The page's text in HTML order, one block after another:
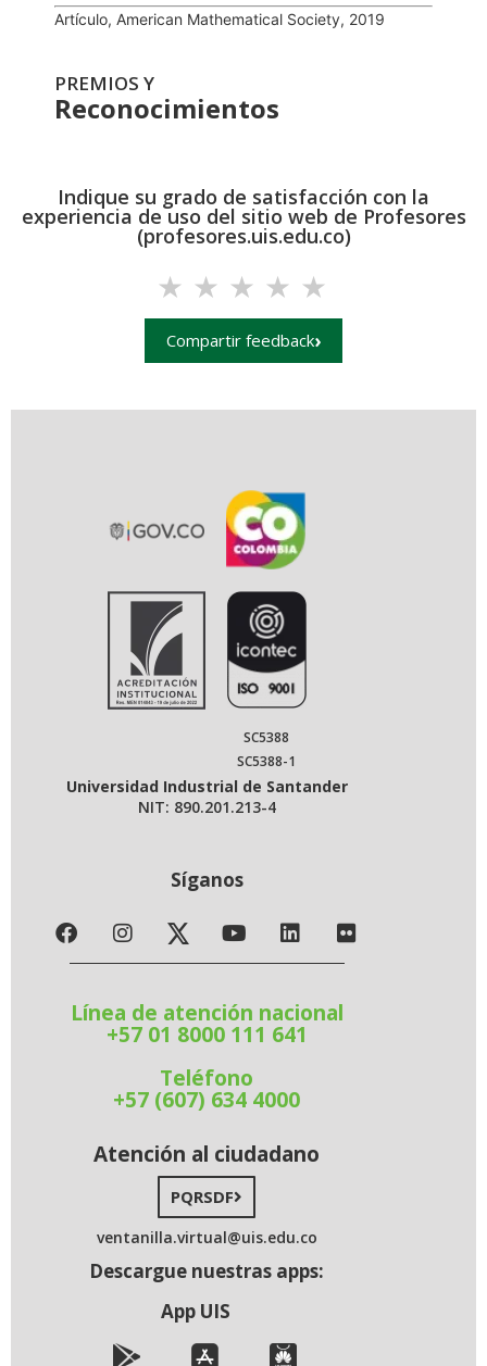
Artículo, American Mathematical Society, 2019
PREMIOS Y
Reconocimientos
Indique su grado de satisfacción con la
experiencia de uso del sitio web de Profesores
(profesores.uis.edu.co)